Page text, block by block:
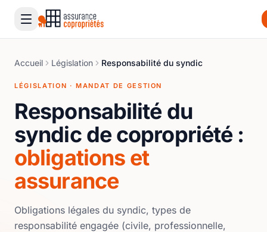
Accueil Législation Responsabilité du syndic
LÉGISLATION · MANDAT DE GESTION
Responsabilité du
syndic de copropriété :
obligations et
assurance
Obligations légales du syndic, types de
responsabilité engagée (civile, professionnelle,